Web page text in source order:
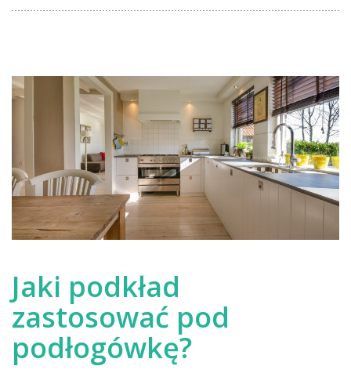
co
dzień
Jaki podkład
zastosować pod
podłogówkę?